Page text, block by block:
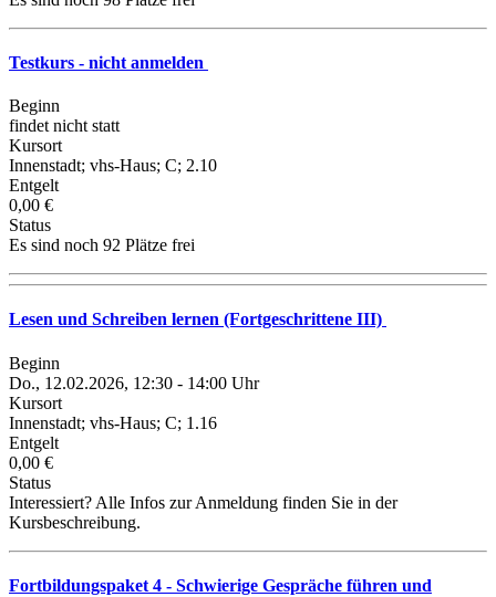
Testkurs - nicht anmelden
Beginn
findet nicht statt
Kursort
Innenstadt; vhs-Haus; C; 2.10
Entgelt
0,00 €
Status
Es sind noch 92 Plätze frei
Lesen und Schreiben lernen (Fortgeschrittene III)
Beginn
Do., 12.02.2026, 12:30 - 14:00 Uhr
Kursort
Innenstadt; vhs-Haus; C; 1.16
Entgelt
0,00 €
Status
Interessiert? Alle Infos zur Anmeldung finden Sie in der
Kursbeschreibung.
Fortbildungspaket 4 - Schwierige Gespräche führen und